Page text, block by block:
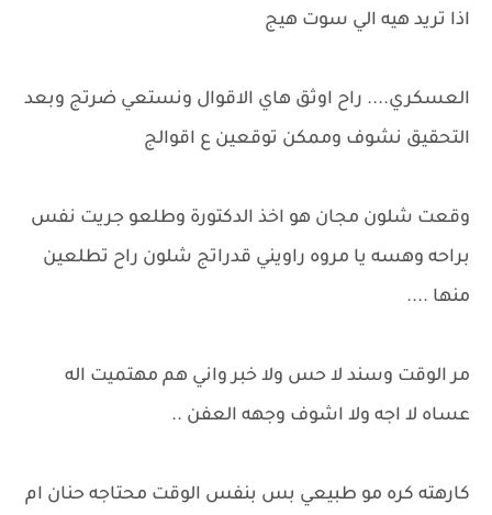
اذا تريد هيه الي سوت هيج
العسكري.... راح اوثق هاي الاقوال ونستعي ضرتج وبعد
التحقيق نشوف وممكن توقعين ع اقوالج
وقعت شلون مجان هو اخذ الدكتورة وطلعو جريت نفس
براحه وهسه يا مروه راويني قدراتج شلون راح تطلعين
منها ....
مر الوقت وسند لا حس ولا خبر واني هم مهتميت اله
عساه لا اجه ولا اشوف وجهه العفن ..
كارهته كره مو طبيعي بس بنفس الوقت محتاجه حنان ام